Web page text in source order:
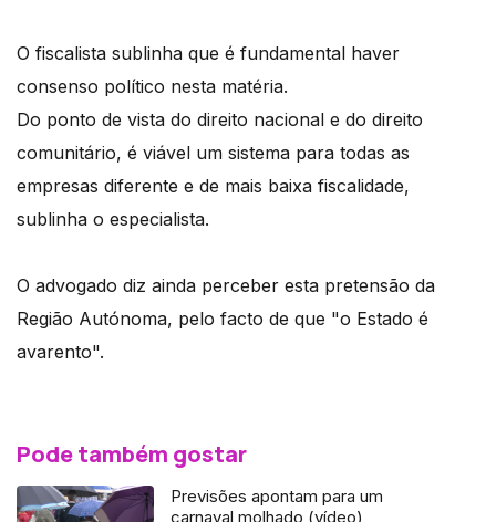
O fiscalista sublinha que é fundamental haver
consenso político nesta matéria.
Do ponto de vista do direito nacional e do direito
comunitário, é viável um sistema para todas as
empresas diferente e de mais baixa fiscalidade,
sublinha o especialista.
O advogado diz ainda perceber esta pretensão da
Região Autónoma, pelo facto de que "o Estado é
avarento".
Pode também gostar
Previsões apontam para um
carnaval molhado (vídeo)